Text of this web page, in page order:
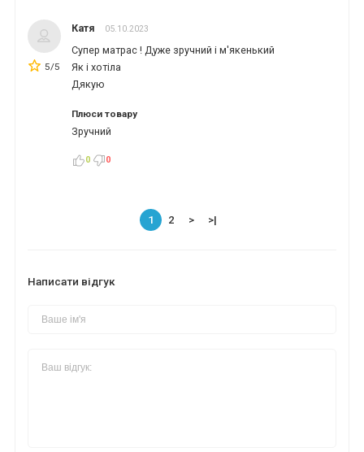
5/5
Катя 05.10.2023
Супер матрас ! Дуже зручний і м'якенький
Як і хотіла
Дякую
Плюси товару
Зручний
0 0
1 2 > >|
Написати відгук